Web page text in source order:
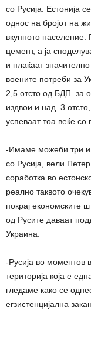
со Русија. Естонија
однос на бројот на
вкупното население.
цемент, а ја
и плаќаат
воените потреби за
2,5 отсто од БДП за
издвои и над 3
успеваат тоа веќе со
-Имаме можеби три
со Русија, вели
соработка во
реално таквото
покрај економските
од Русите даваат
Украина.
-Русија во моментов
територија која е
гледаме како се
егзистенцијална